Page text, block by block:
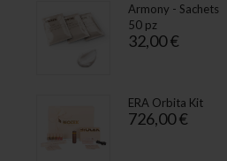
Armony - Sachets
50 pz
32,00 €
ERA Orbita Kit
726,00 €